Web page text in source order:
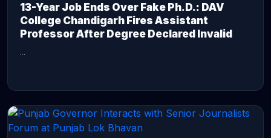
13-Year Job Ends Over Fake Ph.D.: DAV
College Chandigarh Fires Assistant
Professor After Degree Declared Invalid
...